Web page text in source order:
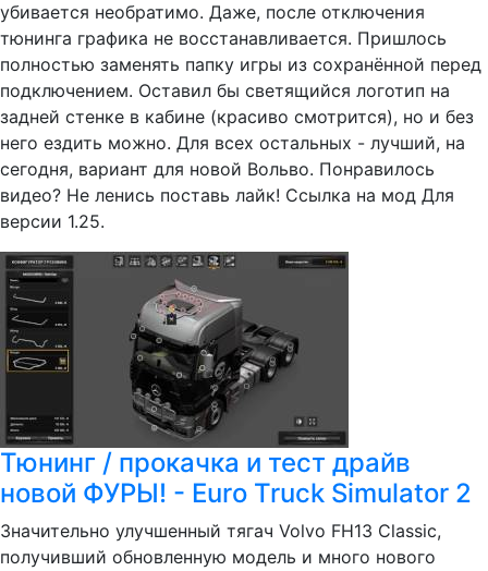
убивается необратимо. Даже, после отключения
тюнинга графика не восстанавливается. Пришлось
полностью заменять папку игры из сохранённой перед
подключением. Оставил бы светящийся логотип на
задней стенке в кабине (красиво смотрится), но и без
него ездить можно. Для всех остальных - лучший, на
сегодня, вариант для новой Вольво. Понравилось
видео? Не ленись поставь лайк! Ссылка на мод Для
версии 1.25.
Тюнинг / прокачка и тест драйв
новой ФУРЫ! - Euro Truck Simulator 2
Значительно улучшенный тягач Volvo FH13 Classic,
получивший обновленную модель и много нового